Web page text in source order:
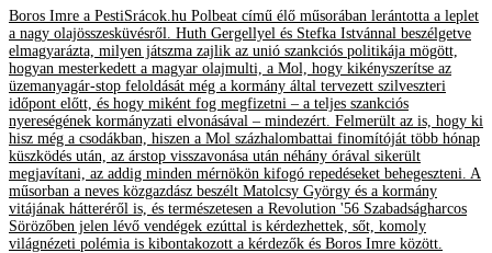
Boros Imre a PestiSrácok.hu Polbeat című élő műsorában lerántotta a leplet
a nagy olajösszesküvésről. Huth Gergellyel és Stefka Istvánnal beszélgetve
elmagyarázta, milyen játszma zajlik az unió szankciós politikája mögött,
hogyan mesterkedett a magyar olajmulti, a Mol, hogy kikényszerítse az
üzemanyagár-stop feloldását még a kormány által tervezett szilveszteri
időpont előtt, és hogy miként fog megfizetni – a teljes szankciós
nyereségének kormányzati elvonásával – mindezért. Felmerült az is, hogy ki
hisz még a csodákban, hiszen a Mol százhalombattai finomítóját több hónap
küszködés után, az árstop visszavonása után néhány órával sikerült
megjavítani, az addig minden mérnökön kifogó repedéseket behegeszteni. A
műsorban a neves közgazdász beszélt Matolcsy György és a kormány
vitájának hátteréről is, és természetesen a Revolution '56 Szabadságharcos
Sörözőben jelen lévő vendégek ezúttal is kérdezhettek, sőt, komoly
világnézeti polémia is kibontakozott a kérdezők és Boros Imre között.